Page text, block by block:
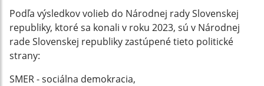
Podľa výsledkov volieb do Národnej rady Slovenskej
republiky, ktoré sa konali v roku 2023, sú v Národnej
rade Slovenskej republiky zastúpené tieto politické
strany:
SMER - sociálna demokracia,